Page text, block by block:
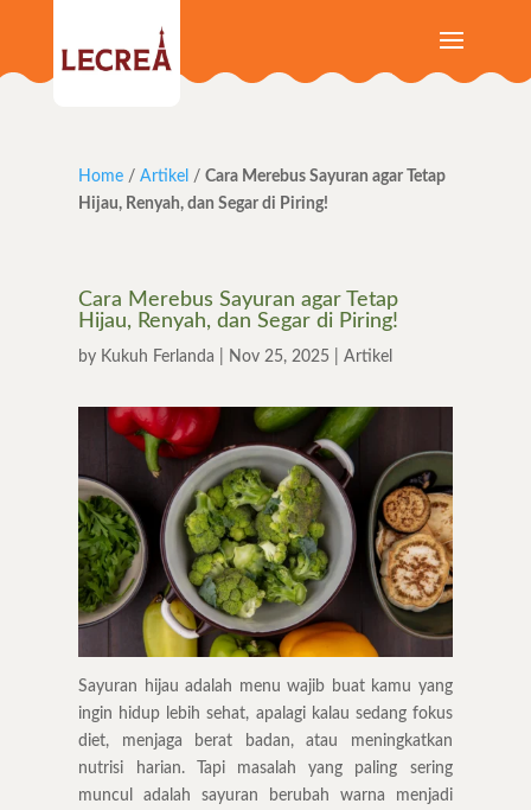
Home /Artikel /Cara Merebus Sayuran agar Tetap
Hijau, Renyah, dan Segar di Piring!
Cara Merebus Sayuran agar Tetap
Hijau, Renyah, dan Segar di Piring!
by Kukuh Ferlanda Nov 25, 2025 |Artikel
Sayuran hijau adalah menu wajib buat kamu yang
ingin hidup lebih sehat, apalagi kalau sedang fokus
diet, menjaga berat badan, atau meningkatkan
nutrisi harian. Tapi masalah yang paling sering
muncul adalah sayuran berubah warna menjadi